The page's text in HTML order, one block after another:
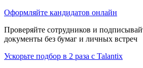
Оформляйте кандидатов онлайн
Проверяйте сотрудников и
документы без бумаг и личных встреч
Ускорьте подбор в 2 раза с Talantix